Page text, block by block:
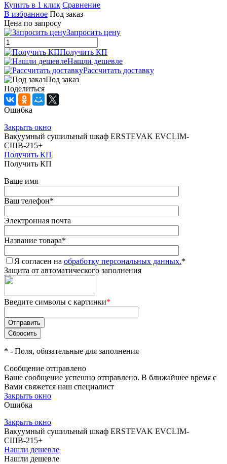
Купить в 1 клик Сравнение
В избранное Под заказ
Цена по запросу
Запросить цену
Получить КП
Нашли дешевле
Рассчитать доставку
Под заказ
Поделиться
Ошибка
Закрыть окно
Вакуумный сушильный шкаф ERSTEVAK EVCLIM-
СШВ-215+
Получить КП
Получить КП
Ваше имя
Ваш телефон*
Электронная почта
Название товара*
Я согласен на обработку персональных данных.*
Защита от автоматического заполнения
Введите символы с картинки*
* - Поля, обязательные для заполнения
Сообщение отправлено
Ваше сообщение успешно отправлено. В ближайшее время с
Вами свяжется наш специалист
Закрыть окно
Ошибка
Закрыть окно
Вакуумный сушильный шкаф ERSTEVAK EVCLIM-
СШВ-215+
Нашли дешевле
Нашли дешевле